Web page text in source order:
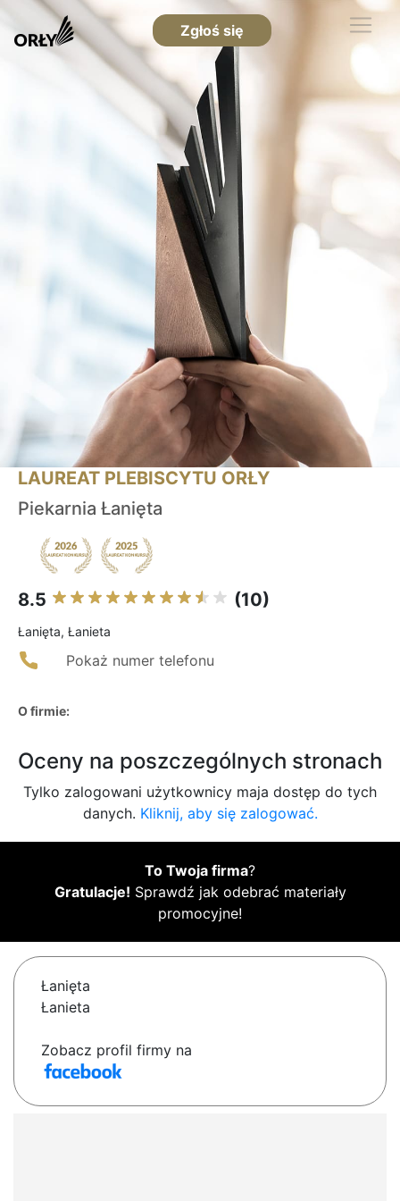
Zgłoś się
LAUREAT PLEBISCYTU ORŁY
Piekarnia Łanięta
8.5 (10)
Łanięta, Łanieta
Pokaż numer telefonu
O firmie:
Oceny na poszczególnych stronach
Tylko zalogowani użytkownicy maja dostęp do tych
danych. Kliknij, aby się zalogować.
To Twoja firma?
Gratulacje! Sprawdź jak odebrać materiały
promocyjne!
Łanięta
Łanieta
Zobacz profil firmy na